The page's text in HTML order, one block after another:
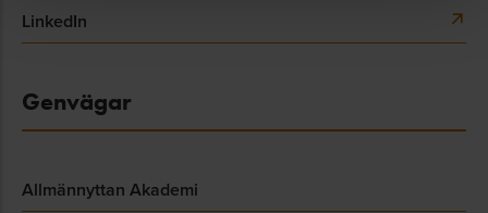
LinkedIn
Genvägar
Allmännyttan Akademi